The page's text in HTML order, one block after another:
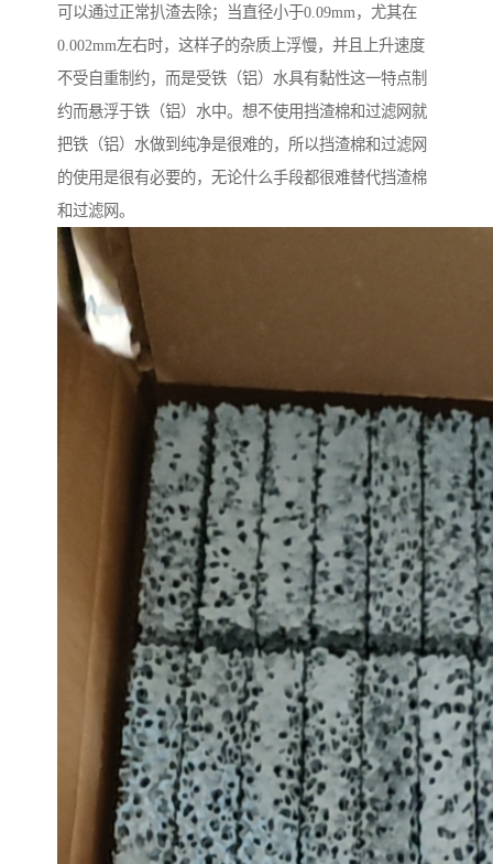
可以通过正常扒渣去除；当直径小于0.09mm，尤其在
0.002mm左右时，这样子的杂质上浮慢，并且上升速度
不受自重制约，而是受铁（铝）水具有黏性这一特点制
约而悬浮于铁（铝）水中。想不使用挡渣棉和过滤网就
把铁（铝）水做到纯净是很难的，所以挡渣棉和过滤网
的使用是很有必要的，无论什么手段都很难替代挡渣棉
和过滤网。